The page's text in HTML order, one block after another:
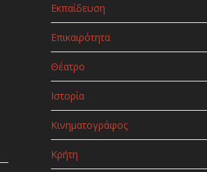
Εκπαίδευση
Επικαιρότητα
Θέατρο
Ιστορία
Κινηματογράφος
Κρήτη